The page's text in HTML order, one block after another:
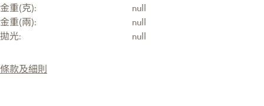
金重(克):
null
金重(兩):
null
拋光:
null
條款及細則